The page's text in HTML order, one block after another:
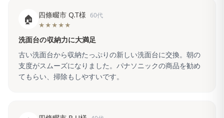
🏠 四條畷市 Q.T様 60代
★★★★★
洗面台の収納力に大満足
古い洗面台から収納たっぷりの新しい洗面台に交換。朝の
支度がスムーズになりました。パナソニックの商品を勧め
てもらい、掃除もしやすいです。